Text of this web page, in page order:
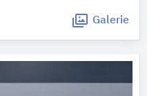
Galerie